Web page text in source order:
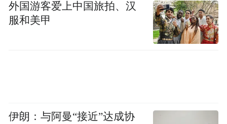
风、防涝、防雷抗灾水平，全面提升极端天
气、突发故障下的应急处置能力。
外国游客爱上中国旅拍、汉
服和美甲
伊朗：与阿曼“接近”达成协